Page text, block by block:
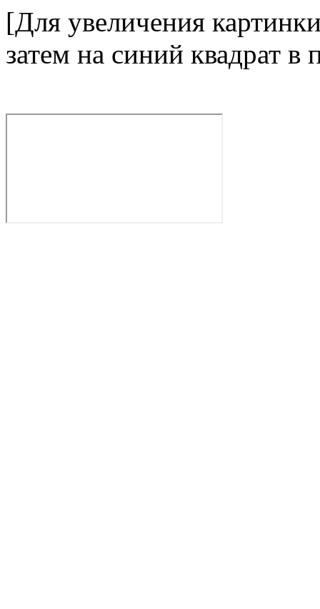
[Для увеличения
затем на синий квадрат